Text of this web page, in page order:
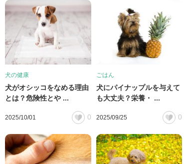
犬の健康
犬がオシッコをなめる理由
とは？危険性とや ...
2025/10/01 0
ごはん
犬にパイナップルを与えて
も大丈夫？栄養・ ...
2025/09/25 0